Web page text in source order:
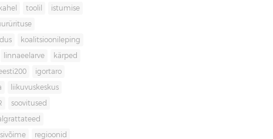
kahel toolil istumise
koalitsioonileping
linnaeelarve kärped
igortaro
liikuvuskeskus
soovitused
regioonid